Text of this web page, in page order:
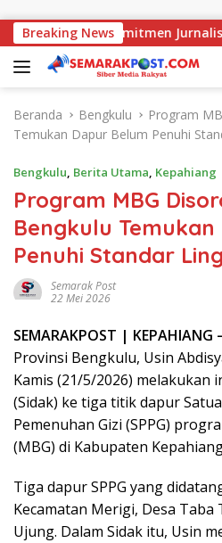
Breaking News
Perkuat Komitmen Jurnalisme
Beranda Bengkulu
Program
Temukan Dapur Belum Penuhi
Bengkulu, Berita Utama, Kepahiang
Program MBG
Bengkulu
Penuhi Standar
Semarak Post
22 Mei 2026
SEMARAKPOST | KEPAHIANG
Provinsi Bengkulu, Usin
Kamis (21/5/2026) melakukan
(Sidak) ke tiga titik dapur
Pemenuhan Gizi (SPPG)
(MBG) di Kabupaten
Tiga dapur SPPG yang
Kecamatan Merigi, Desa Taba
Ujung. Dalam Sidak itu, Usin